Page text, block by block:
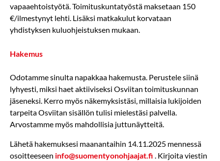
vapaaehtoistyötä. Toimituskuntatyöstä maksetaan 150
€/ilmestynyt lehti. Lisäksi matkakulut korvataan
yhdistyksen kuluohjeistuksen mukaan.
Hakemus
Odotamme sinulta napakkaa hakemusta. Perustele siinä
lyhyesti, miksi haet aktiiviseksi Osviitan toimituskunnan
jäseneksi. Kerro myös näkemyksistäsi, millaisia lukijoiden
tarpeita Osviitan sisällön tulisi mielestäsi palvella.
Arvostamme myös mahdollisia juttunäytteitä.
Lähetä hakemuksesi maanantaihin 14.11.2025 mennessä
osoitteeseen info@suomentyonohjaajat.fi . Kirjoita viestin